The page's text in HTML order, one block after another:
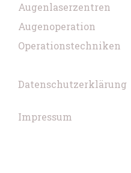
Augenlaserzentren
Augenoperation
Operationstechniken
Datenschutzerklärung
Impressum